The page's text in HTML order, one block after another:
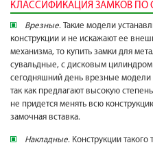
КЛАССИФИКАЦИЯ ЗАМКОВ ПО
Врезные. Такие модели
конструкции и не искажают ее
механизма, то купить замки для
сувальдные, с дисковым
сегодняшний день врезные
так как предлагают высокую
не придется менять всю
замочная вставка.
Накладные. Конструкции